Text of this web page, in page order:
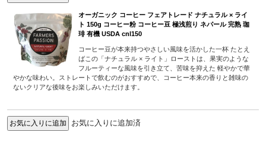
オーガニック コーヒー フェアトレード ナチュラル × ライ
ト 150g コーヒー粉 コーヒー豆 極浅煎り ネパール 完熟 珈
琲 有機 USDA cnl150
コーヒー豆が本来持つやさしい風味を活かした一杯 たとえ
ばこの「ナチュラル × ライト」ローストは、果実のような
フルーティーな風味を引き立て、苦味を抑えた 軽やかで華
やかな味わい。ストレートで飲むのがおすすめで、コーヒー本来の香りと雑味の
ないクリアな後味をお楽しみいただけます。
お気に入りに追加済